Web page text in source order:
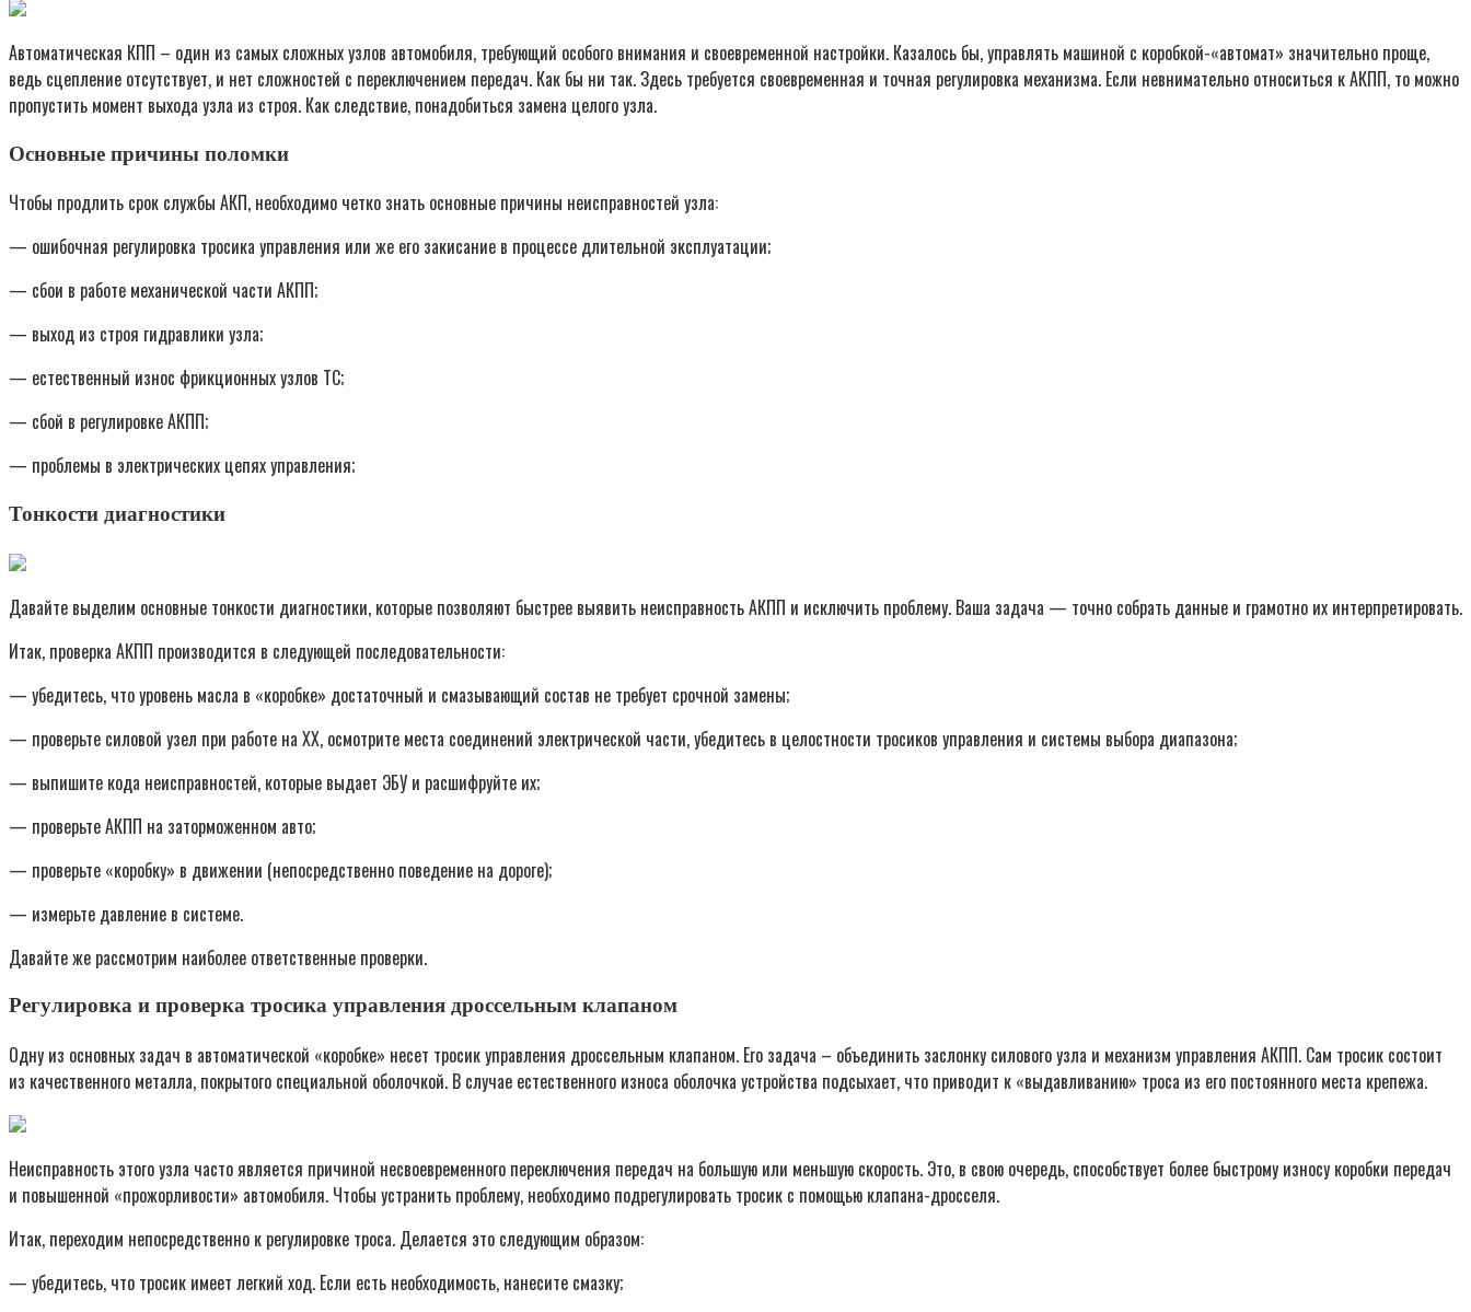
Автоматическая КПП – один из самых сложных узлов автомобиля, требующий особого внимания и своевременной настройки. Казалось бы, управлять машиной с коробкой-«автомат» значительно проще,
ведь сцепление отсутствует, и нет сложностей с переключением передач. Как бы ни так. Здесь требуется своевременная и точная регулировка механизма. Если невнимательно относиться к АКПП, то можно
пропустить момент выхода узла из строя. Как следствие, понадобиться замена целого узла.
Основные причины поломки
Чтобы продлить срок службы АКП, необходимо четко знать основные причины неисправностей узла:
— ошибочная регулировка тросика управления или же его закисание в процессе длительной эксплуатации;
— сбои в работе механической части АКПП;
— выход из строя гидравлики узла;
— естественный износ фрикционных узлов ТС;
— сбой в регулировке АКПП;
— проблемы в электрических цепях управления;
Тонкости диагностики
Давайте выделим основные тонкости диагностики, которые позволяют быстрее выявить неисправность АКПП и исключить проблему. Ваша задача — точно собрать данные и грамотно их интерпретировать.
Итак, проверка АКПП производится в следующей последовательности:
— убедитесь, что уровень масла в «коробке» достаточный и смазывающий состав не требует срочной замены;
— проверьте силовой узел при работе на ХХ, осмотрите места соединений электрической части, убедитесь в целостности тросиков управления и системы выбора диапазона;
— выпишите кода неисправностей, которые выдает ЭБУ и расшифруйте их;
— проверьте АКПП на заторможенном авто;
— проверьте «коробку» в движении (непосредственно поведение на дороге);
— измерьте давление в системе.
Давайте же рассмотрим наиболее ответственные проверки.
Регулировка и проверка тросика управления дроссельным клапаном
Одну из основных задач в автоматической «коробке» несет тросик управления дроссельным клапаном. Его задача – объединить заслонку силового узла и механизм управления АКПП. Сам тросик состоит
из качественного металла, покрытого специальной оболочкой. В случае естественного износа оболочка устройства подсыхает, что приводит к «выдавливанию» троса из его постоянного места крепежа.
Неисправность этого узла часто является причиной несвоевременного переключения передач на большую или меньшую скорость. Это, в свою очередь, способствует более быстрому износу коробки передач
и повышенной «прожорливости» автомобиля. Чтобы устранить проблему, необходимо подрегулировать тросик с помощью клапана-дросселя.
Итак, переходим непосредственно к регулировке троса. Делается это следующим образом:
— убедитесь, что тросик имеет легкий ход. Если есть необходимость, нанесите смазку;